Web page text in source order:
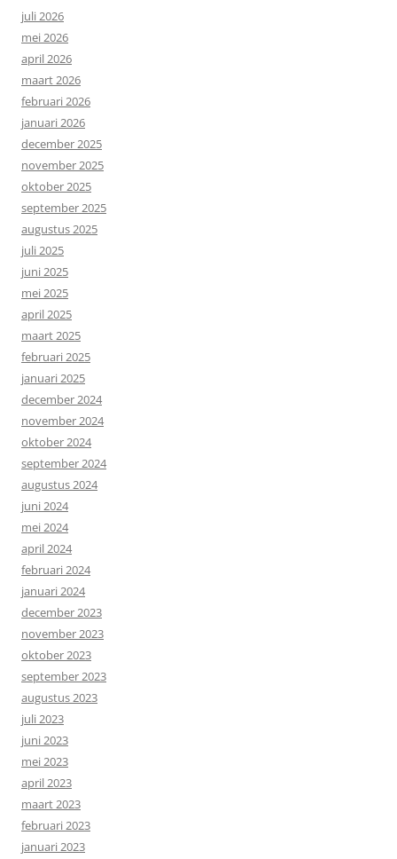
juli 2026
mei 2026
april 2026
maart 2026
februari 2026
januari 2026
december 2025
november 2025
oktober 2025
september 2025
augustus 2025
juli 2025
juni 2025
mei 2025
april 2025
maart 2025
februari 2025
januari 2025
december 2024
november 2024
oktober 2024
september 2024
augustus 2024
juni 2024
mei 2024
april 2024
februari 2024
januari 2024
december 2023
november 2023
oktober 2023
september 2023
augustus 2023
juli 2023
juni 2023
mei 2023
april 2023
maart 2023
februari 2023
januari 2023